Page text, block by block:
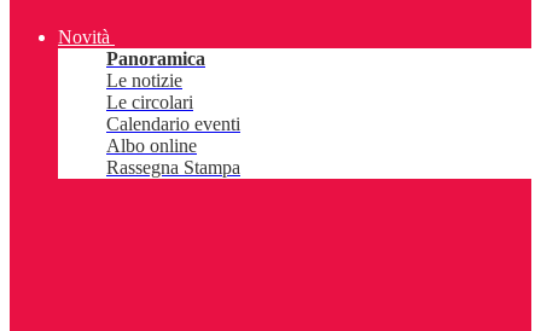
Novità
Panoramica
Le notizie
Le circolari
Calendario eventi
Albo online
Rassegna Stampa